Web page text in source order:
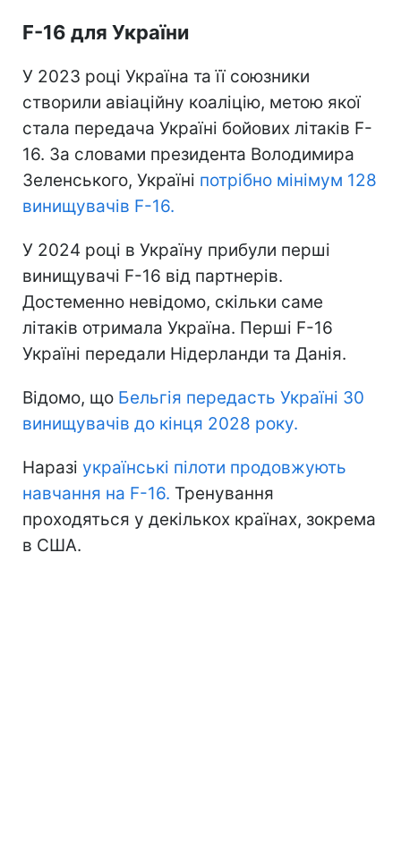
F-16 для України
У 2023 році Україна та її союзники
створили авіаційну коаліцію, метою якої
стала передача Україні бойових літаків F-
16. За словами президента Володимира
Зеленського, Україні потрібно мінімум 128
винищувачів F-16.
У 2024 році в Україну прибули перші
винищувачі F-16 від партнерів.
Достеменно невідомо, скільки саме
літаків отримала Україна. Перші F-16
Україні передали Нідерланди та Данія.
Відомо, що Бельгія передасть Україні 30
винищувачів до кінця 2028 року.
Наразі українські пілоти продовжують
навчання на F-16. Тренування
проходяться у декількох країнах, зокрема
в США.